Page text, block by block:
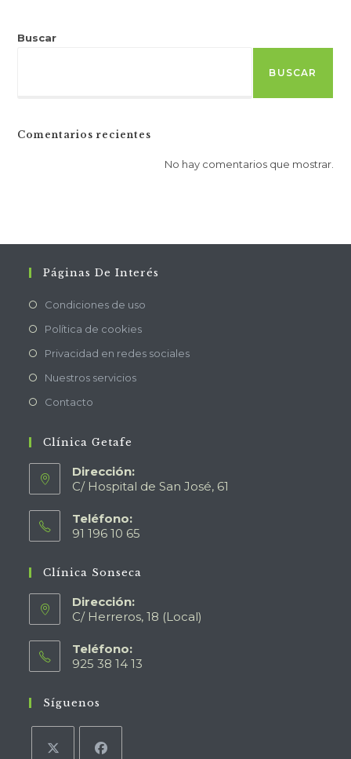
Buscar
BUSCAR
Comentarios recientes
No hay comentarios que mostrar.
Páginas De Interés
Condiciones de uso
Política de cookies
Privacidad en redes sociales
Nuestros servicios
Contacto
Clínica Getafe
Dirección:
C/ Hospital de San José, 61
Teléfono:
91 196 10 65
Clínica Sonseca
Dirección:
C/ Herreros, 18 (Local)
Teléfono:
925 38 14 13
Síguenos